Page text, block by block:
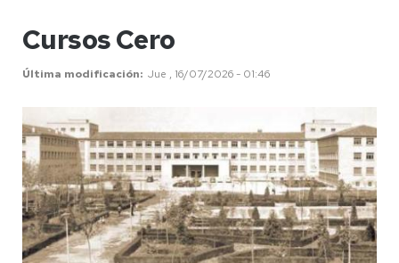
Cursos Cero
Última modificación Jue , 16/07/2026 - 01:46